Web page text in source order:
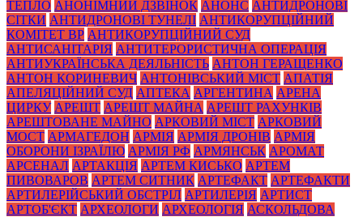
ТЕПЛО АНОНІМНИЙ ДЗВІНОК АНОНС АНТИДРОНОВІ
СІТКИ АНТИДРОНОВІ ТУНЕЛІ АНТИКОРУПЦІЙНИЙ
КОМІТЕТ ВР АНТИКОРУПЦІЙНИЙ СУД
АНТИСАНІТАРІЯ АНТИТЕРОРИСТИЧНА ОПЕРАЦІЯ
АНТИУКРАЇНСЬКА ДЕЯЛЬНІСТЬ АНТОН ГЕРАЩЕНКО
АНТОН КОРИНЕВИЧ АНТОНІВСЬКИЙ МІСТ АПАТІЯ
АПЕЛЯЦІЙНИЙ СУД АПТЕКА АРГЕНТИНА АРЕНА
ЦИРКУ АРЕШТ АРЕШТ МАЙНА АРЕШТ РАХУНКІВ
АРЕШТОВАНЕ МАЙНО АРКОВИЙ МІСТ АРКОВИЙ
МОСТ АРМАГЕДОН АРМІЯ АРМІЯ ДРОНІВ АРМІЯ
ОБОРОНИ ІЗРАЇЛЮ АРМІЯ РФ АРМЯНСЬК АРОМАТ
АРСЕНАЛ АРТАКЦІЯ АРТЕМ КИСЬКО АРТЕМ
ПИВОВАРОВ АРТЕМ СИТНИК АРТЕФАКТ АРТЕФАКТИ
АРТИЛЕРІЙСЬКИЙ ОБСТРІЛ АРТИЛЕРІЯ АРТИСТ
АРТОБ'ЄКТ АРХЕОЛОГИ АРХЕОЛОГІЯ АСКОЛЬДОВА